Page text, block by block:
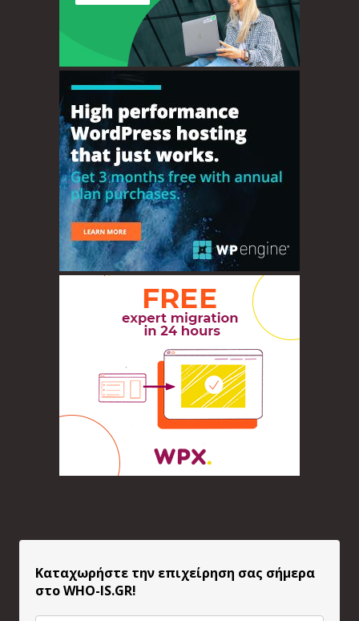
Καταχωρήστε την επιχείρηση σας σήμερα
στο WHO-IS.GR!